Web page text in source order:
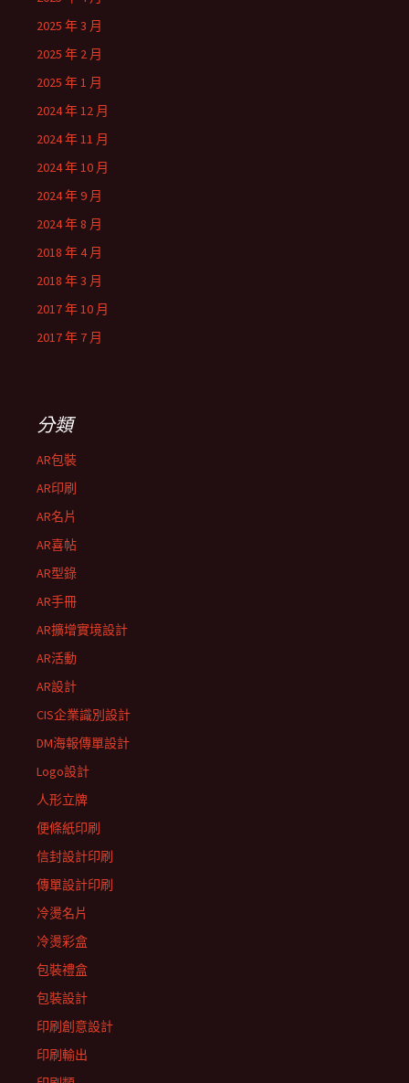
2025 年 3 月
2025 年 2 月
2025 年 1 月
2024 年 12 月
2024 年 11 月
2024 年 10 月
2024 年 9 月
2024 年 8 月
2018 年 4 月
2018 年 3 月
2017 年 10 月
2017 年 7 月
分類
AR包裝
AR印刷
AR名片
AR喜帖
AR型錄
AR手冊
AR擴增實境設計
AR活動
AR設計
CIS企業識別設計
DM海報傳單設計
Logo設計
人形立牌
便條紙印刷
信封設計印刷
傳單設計印刷
冷燙名片
冷燙彩盒
包裝禮盒
包裝設計
印刷創意設計
印刷輸出